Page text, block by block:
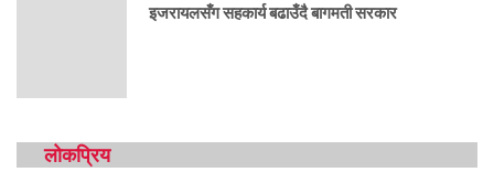
इजरायलसँग सहकार्य बढाउँदै बागमती सरकार
लोकप्रिय